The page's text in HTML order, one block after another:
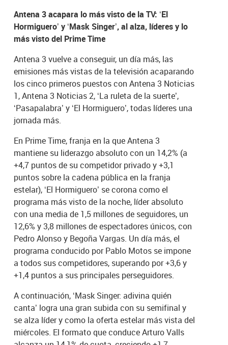
Antena 3 acapara lo más visto de la TV: ‘El
Hormiguero’ y ‘Mask Singer’, al alza, líderes y lo
más visto del Prime Time
Antena 3 vuelve a conseguir, un día más, las
emisiones más vistas de la televisión acaparando
los cinco primeros puestos con Antena 3 Noticias
1, Antena 3 Noticias 2, ‘La ruleta de la suerte’,
‘Pasapalabra’ y ‘El Hormiguero’, todas líderes una
jornada más.
En Prime Time, franja en la que Antena 3
mantiene su liderazgo absoluto con un 14,2% (a
+4,7 puntos de su competidor privado y +3,1
puntos sobre la cadena pública en la franja
estelar), ‘El Hormiguero’ se corona como el
programa más visto de la noche, líder absoluto
con una media de 1,5 millones de seguidores, un
12,6% y 3,8 millones de espectadores únicos, con
Pedro Alonso y Begoña Vargas. Un día más, el
programa conducido por Pablo Motos se impone
a todos sus competidores, superando por +3,6 y
+1,4 puntos a sus principales perseguidores.
A continuación, ‘Mask Singer: adivina quién
canta’ logra una gran subida con su semifinal y
se alza líder y como la oferta estelar más vista del
miércoles. El formato que conduce Arturo Valls